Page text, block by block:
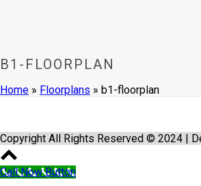
B1-FLOORPLAN
Home » Floorplans » b1-floorplan
Copyright All Rights Reserved © 2024 |
Call Now Button